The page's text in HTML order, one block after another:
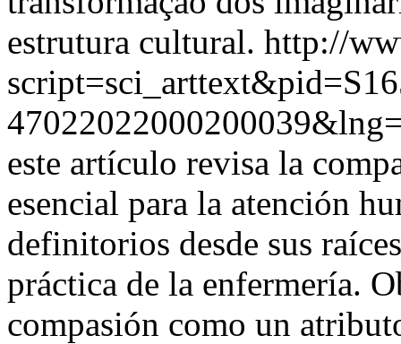
estrutura cultural. http://
este artículo revisa la
esencial para la atención
definitorios desde sus
práctica de la enfermería.
compasión como un